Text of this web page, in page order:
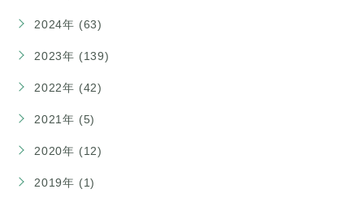
2024年 (63)
2023年 (139)
2022年 (42)
2021年 (5)
2020年 (12)
2019年 (1)